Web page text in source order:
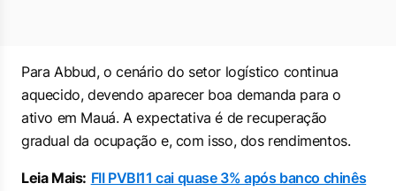
Para Abbud, o cenário do setor logístico continua
aquecido, devendo aparecer boa demanda para o
ativo em Mauá. A expectativa é de recuperação
gradual da ocupação e, com isso, dos rendimentos.
Leia Mais: FII PVBI11 cai quase 3% após banco chinês